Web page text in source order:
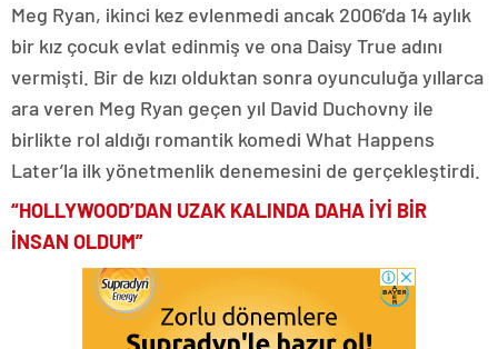
Meg Ryan, ikinci kez evlenmedi ancak 2006’da 14 aylık
bir kız çocuk evlat edinmiş ve ona Daisy True adını
vermişti. Bir de kızı olduktan sonra oyunculuğa yıllarca
ara veren Meg Ryan geçen yıl David Duchovny ile
birlikte rol aldığı romantik komedi What Happens
Later’la ilk yönetmenlik denemesini de gerçekleştirdi.
“HOLLYWOOD’DAN UZAK KALINDA DAHA İYİ BİR
İNSAN OLDUM”